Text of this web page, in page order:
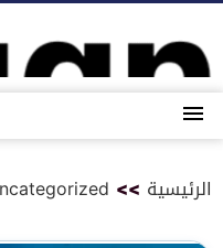
إلى
المحتوى
القائمة
الرئيسية >>